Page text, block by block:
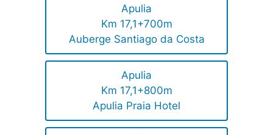
Apulia
Km 17,1+700m
Auberge Santiago da Costa
Apulia
Km 17,1+800m
Apulia Praia Hotel